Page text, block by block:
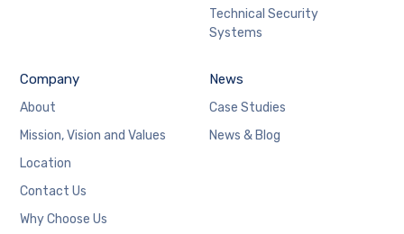
Technical Security
Systems
Company
About
Mission, Vision and Values
Location
Contact Us
Why Choose Us
News
Case Studies
News & Blog